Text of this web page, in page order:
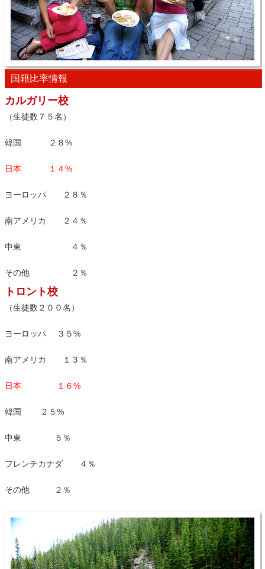
国籍比率情報
カルガリー校
（生徒数７５名）
韓国 ２８%
日本 １４%
ヨーロッパ ２８％
南アメリカ ２４％
中東 ４％
その他 ２％
トロント校
（生徒数２００名）
ヨーロッパ ３５%
南アメリカ １３％
日本 １６%
韓国 ２５%
中東 ５％
フレンチカナダ ４％
その他 ２％